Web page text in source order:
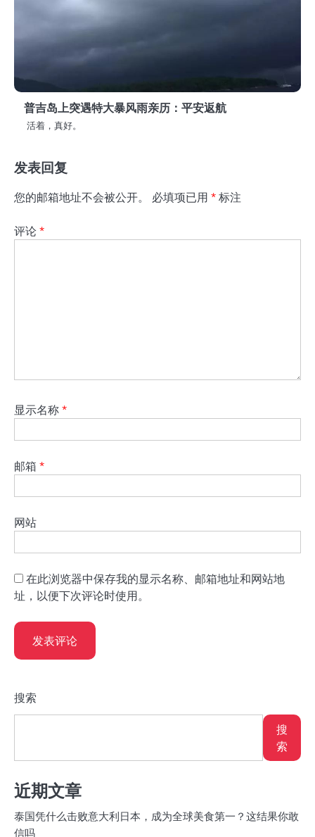
普吉岛上突遇特大暴风雨亲历：平安返航
活着，真好。
发表回复
您的邮箱地址不会被公开。 必填项已用 * 标注
评论 *
显示名称 *
邮箱 *
网站
在此浏览器中保存我的显示名称、邮箱地址和网站地
址，以便下次评论时使用。
搜索
搜
索
近期文章
泰国凭什么击败意大利日本，成为全球美食第一？这结果你敢
信吗